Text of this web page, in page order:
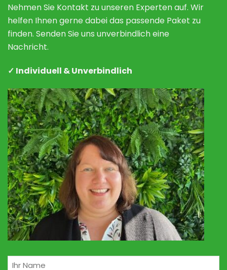
Nehmen Sie Kontakt zu unseren Experten auf. Wir
helfen Ihnen gerne dabei das passende Paket zu
finden. Senden Sie uns unverbindlich eine
Nachricht.
✓ Individuell & Unverbindlich
Naam